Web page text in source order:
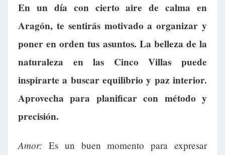
En un día con cierto aire de calma en
Aragón, te sentirás motivado a organizar y
poner en orden tus asuntos. La belleza de la
naturaleza en las Cinco Villas puede
inspirarte a buscar equilibrio y paz interior.
Aprovecha para planificar con método y
precisión.
Amor: Es un buen momento para expresar